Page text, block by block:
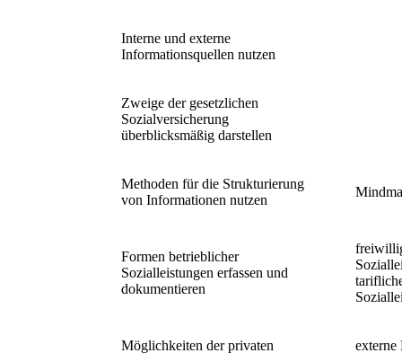
Interne und externe
Informationsquellen nutzen
Zweige der gesetzlichen
Sozialversicherung
überblicksmäßig darstellen
Methoden für die Strukturierung
von Informationen nutzen
Formen betrieblicher
Sozialleistungen erfassen und
dokumentieren
Möglichkeiten der privaten
externe